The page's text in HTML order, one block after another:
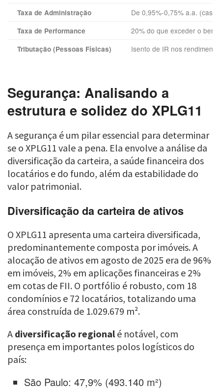
Taxa de Administração De 0,95%-0,75% a.a.
Taxa de Performance 20% do que exceder o
Tributação (Pessoas Físicas) Isento de IR nos
Segurança: Analisando a
estrutura e solidez do XPLG11
A segurança é um pilar essencial para determinar
se o XPLG11 vale a pena. Ela envolve a análise da
diversificação da carteira, a saúde financeira dos
locatários e do fundo, além da estabilidade do
valor patrimonial.
Diversificação da carteira de ativos
O XPLG11 apresenta uma carteira diversificada,
predominantemente composta por imóveis. A
alocação de ativos em agosto de 2025 era de 96%
em imóveis, 2% em aplicações financeiras e 2%
em cotas de FII. O portfólio é robusto, com 18
condomínios e 72 locatários, totalizando uma
área construída de 1.029.679 m².
A diversificação regionalé notável, com
presença em importantes polos logísticos do
país:
São Paulo: 47,9% (493.140 m²)